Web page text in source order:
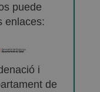
puede
enlaces:
i
de